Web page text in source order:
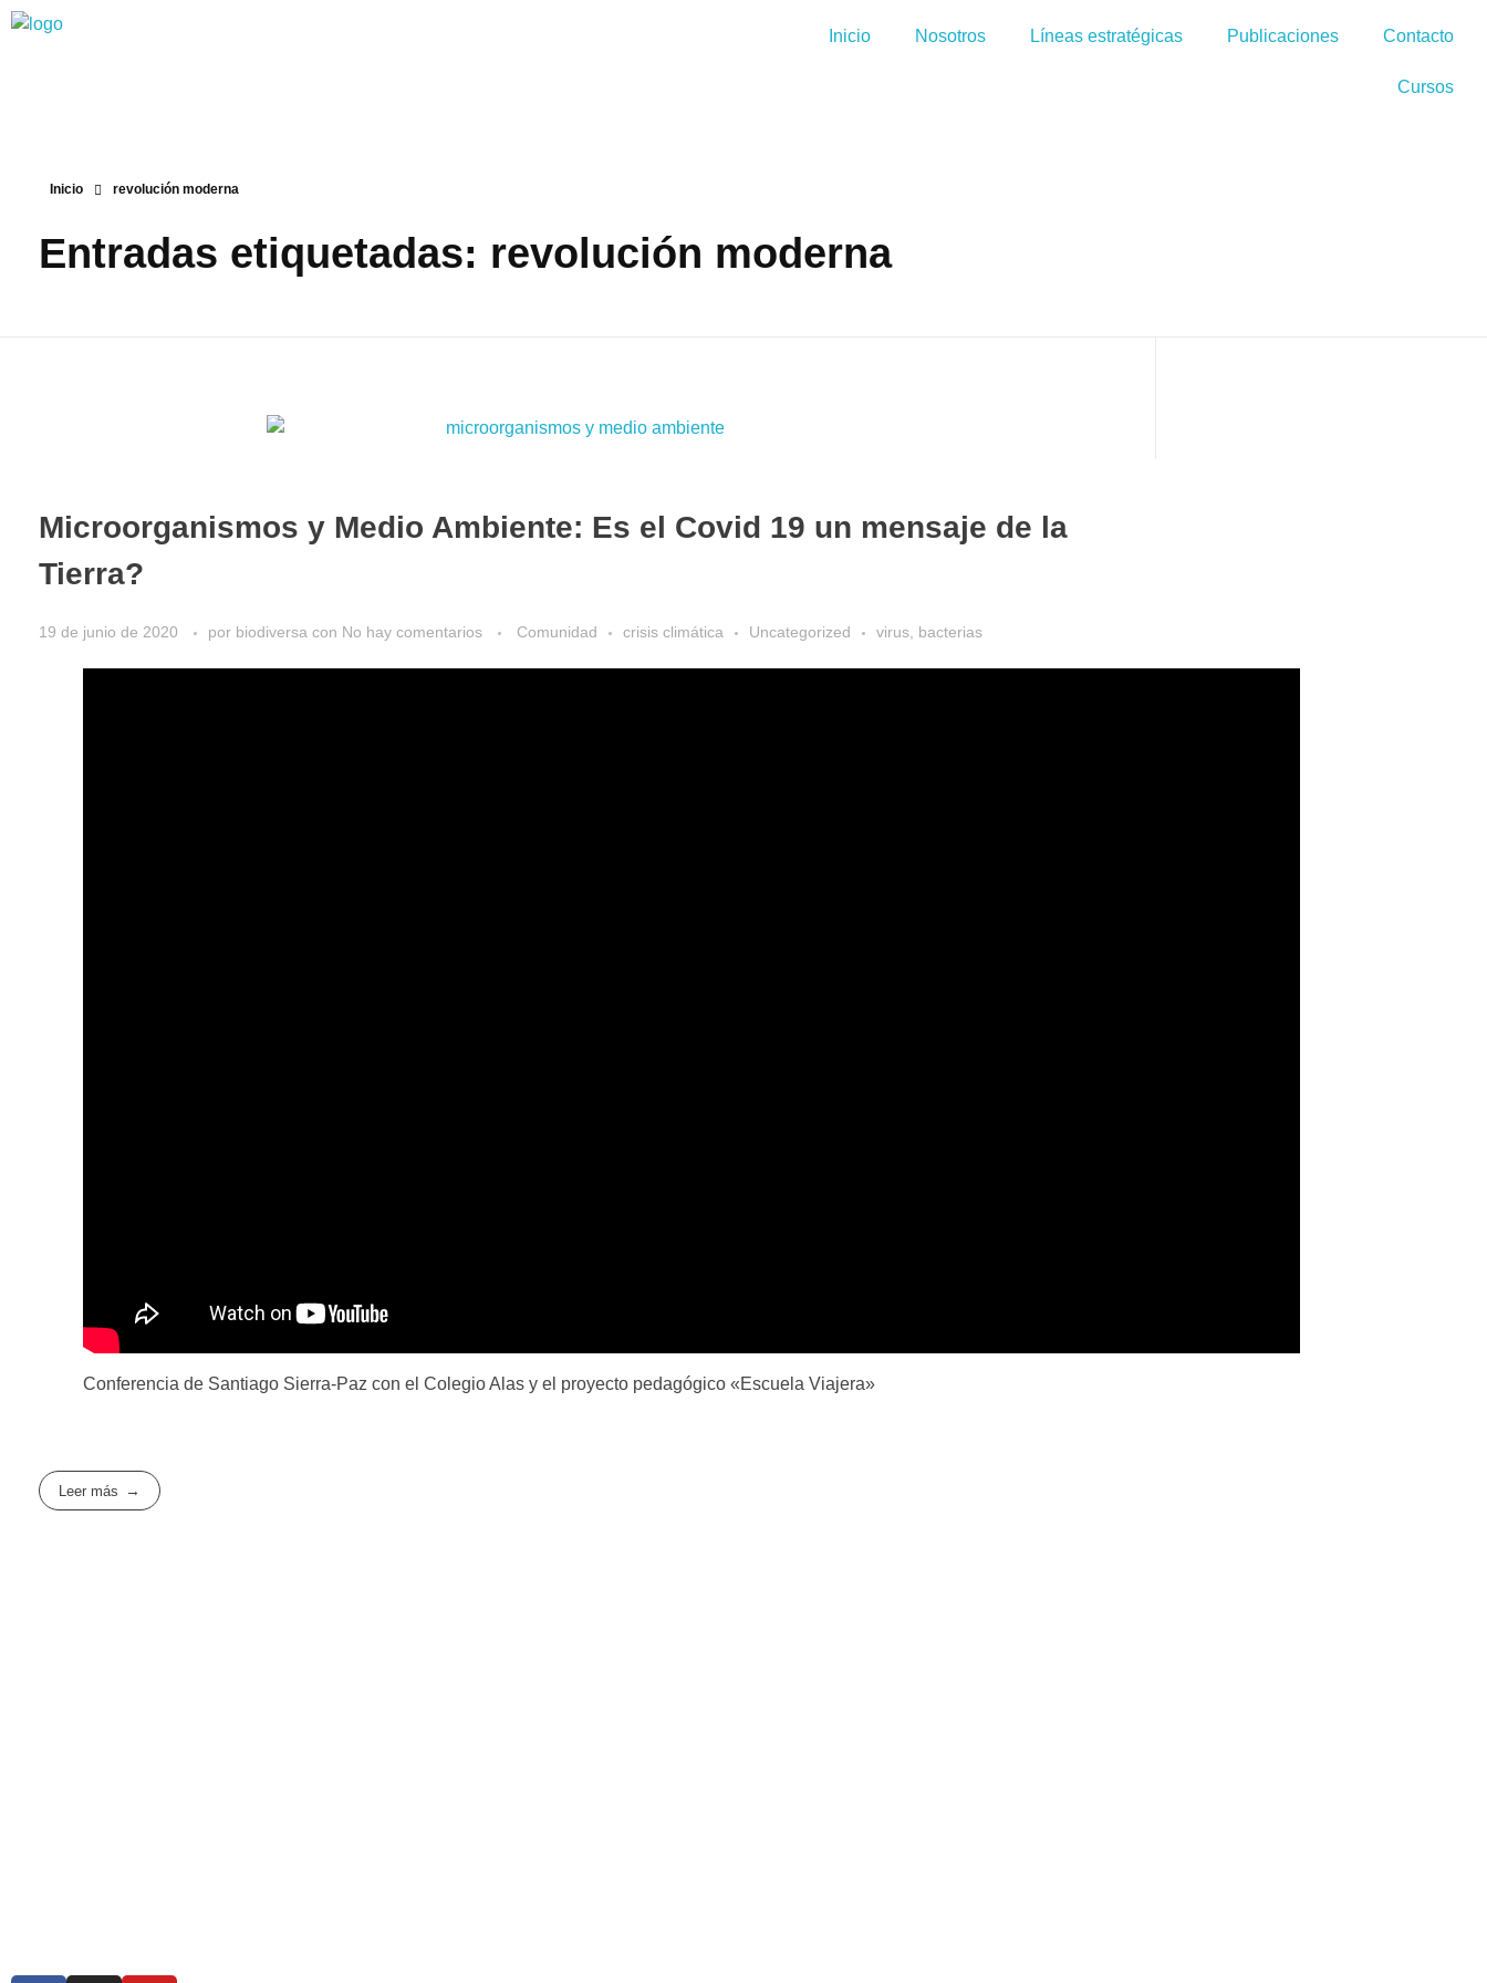
Inicio Nosotros Líneas estratégicas Publicaciones Contacto
Cursos
Inicio revolución moderna
Entradas etiquetadas: revolución moderna
Microorganismos y Medio Ambiente: Es el Covid 19 un mensaje de la
Tierra?
19 de junio de 2020 por biodiversa con No hay comentarios Comunidad crisis climática Uncategorized virus, bacterias
Conferencia de Santiago Sierra-Paz con el Colegio Alas y el proyecto pedagógico «Escuela Viajera»
Leer más